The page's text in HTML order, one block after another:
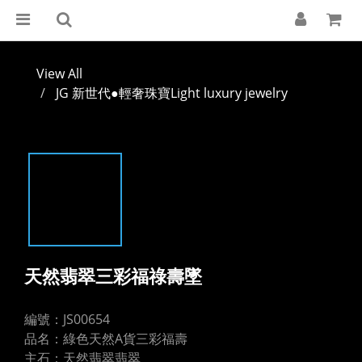
View All
JG 新世代●輕奢珠寶Light luxury jewelry
天然翡翠三彩福祿壽墜
編號：JS00654
品名：綠色天然A貨三彩福壽
主石：天然翡翠翡翠